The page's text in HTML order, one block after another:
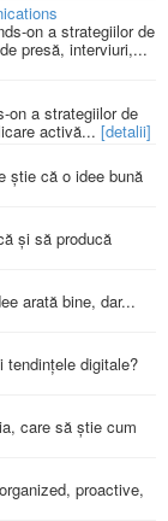
on a strategiilor de
presă, interviuri,...
on a strategiilor de
activă... [detalii]
știe că o idee bună
și să producă
arată bine, dar...
tendințele digitale?
care să știe cum
proactive,